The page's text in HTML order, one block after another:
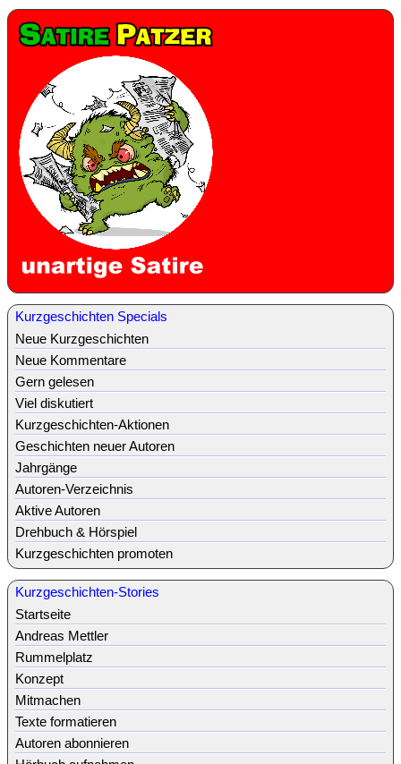
Kurzgeschichten Specials
Neue Kurzgeschichten
Neue Kommentare
Gern gelesen
Viel diskutiert
Kurzgeschichten-Aktionen
Geschichten neuer Autoren
Jahrgänge
Autoren-Verzeichnis
Aktive Autoren
Drehbuch & Hörspiel
Kurzgeschichten promoten
Kurzgeschichten-Stories
Startseite
Andreas Mettler
Rummelplatz
Konzept
Mitmachen
Texte formatieren
Autoren abonnieren